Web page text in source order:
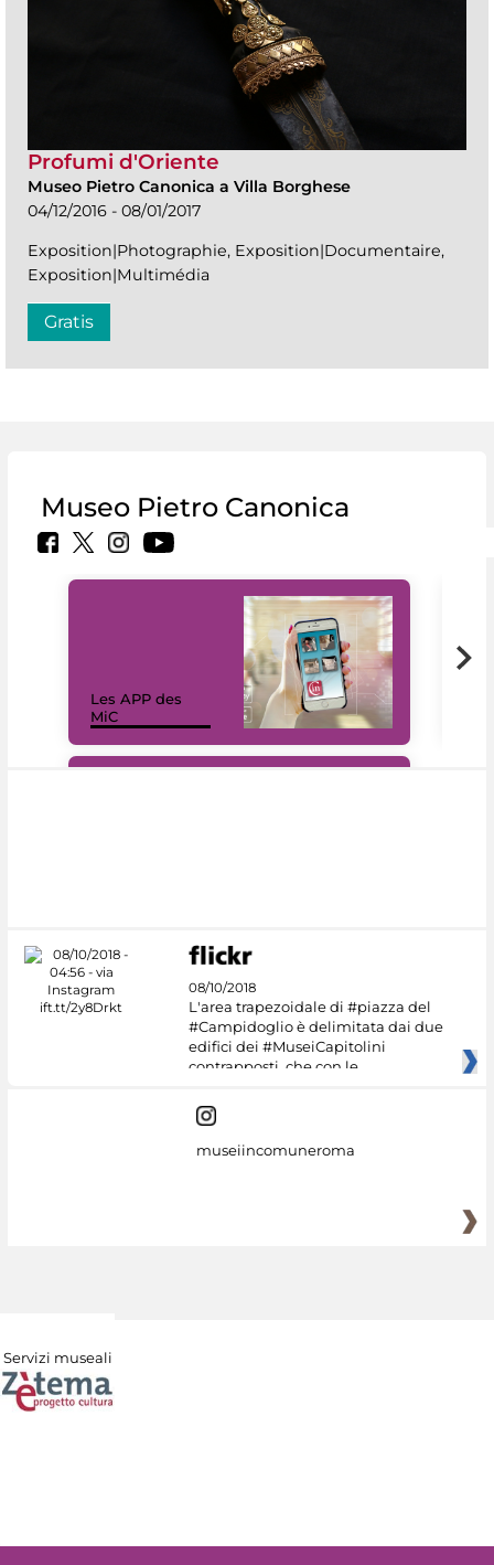
Profumi d'Oriente
Museo Pietro Canonica a Villa Borghese
04/12/2016 - 08/01/2017
Exposition|Photographie, Exposition|Documentaire,
Exposition|Multimédia
Gratis
Museo Pietro Canonica
Les APP des
MiC
08/10/2018
L'area trapezoidale di #piazza del
#Campidoglio è delimitata dai due
edifici dei #MuseiCapitolini
contrapposti, che con le
museiincomuneroma
Servizi museali